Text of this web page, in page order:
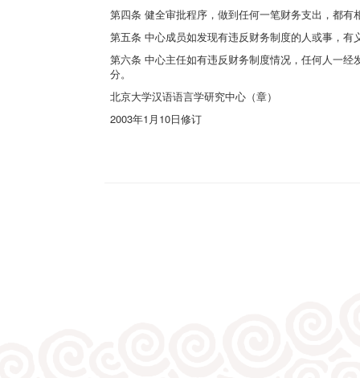
第四条 健全审批程序，做到任何一笔财务支出，都有
第五条 中心成员如发现有违反财务制度的人或事，
第六条 中心主任如有违反财务制度情况，任何人一
分。
北京大学汉语语言学研究中心（章）
2003年1月10日修订